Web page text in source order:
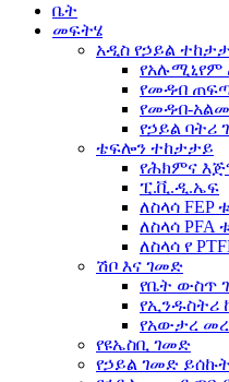
ቤት
መፍትሄ
አዲስ የኃይል
የአሉሚኒየም
የመዳብ
የመዳብ-
የኃይል ባትሪ
ቴፍሎን ተከታታይ
የሕክምና
ፒ.ቪ.ዲ.ኤፍ
ለስላሳ FEP
ለስላሳ PFA
ለስላሳ የ
ሽቦ እና ገመድ
የቤት ውስጥ
የኢንዱስትሪ
የአውታረ
የዩኤስቢ ገመድ
የኃይል ገመድ ይሰኩት